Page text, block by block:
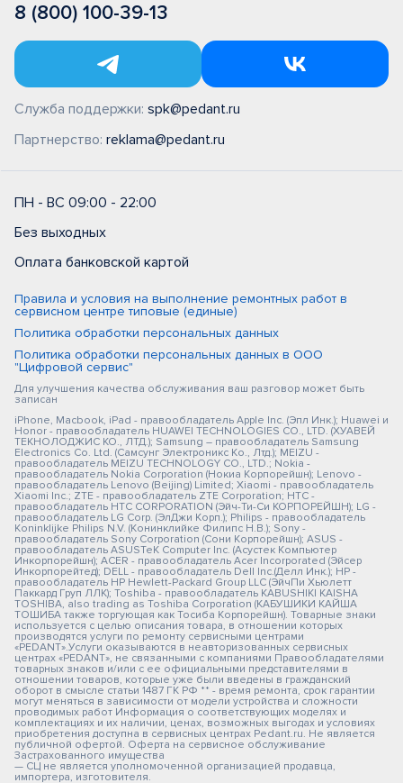
8 (800) 100-39-13
Служба поддержки: spk@pedant.ru
Партнерство: reklama@pedant.ru
ПН - ВС 09:00 - 22:00
Без выходных
Оплата банковской картой
Правила и условия на выполнение ремонтных работ в
сервисном центре типовые (единые)
Политика обработки персональных данных
Политика обработки персональных данных в ООО
"Цифровой сервис"
Для улучшения качества обслуживания ваш разговор может быть
записан
iPhone, Macbook, iPad - правообладатель Apple Inc. (Эпл Инк.); Huawei и
Honor - правообладатель HUAWEI TECHNOLOGIES CO., LTD. (ХУАВЕЙ
ТЕКНОЛОДЖИС КО., ЛТД.); Samsung – правообладатель Samsung
Electronics Co. Ltd. (Самсунг Электроникс Ко., Лтд.); MEIZU -
правообладатель MEIZU TECHNOLOGY CO., LTD.; Nokia -
правообладатель Nokia Corporation (Нокиа Корпорейшн); Lenovo -
правообладатель Lenovo (Beijing) Limited; Xiaomi - правообладатель
Xiaomi Inc.; ZTE - правообладатель ZTE Corporation; HTC -
правообладатель HTC CORPORATION (Эйч-Ти-Си КОРПОРЕЙШН); LG -
правообладатель LG Corp. (ЭлДжи Корп.); Philips - правообладатель
Koninklijke Philips N.V. (Конинклийке Филипс Н.В.); Sony -
правообладатель Sony Corporation (Сони Корпорейшн); ASUS -
правообладатель ASUSTeK Computer Inc. (Асустек Компьютер
Инкорпорейшн); ACER - правообладатель Acer Incorporated (Эйсер
Инкорпорейтед); DELL - правообладатель Dell Inc.(Делл Инк.); HP -
правообладатель HP Hewlett-Packard Group LLC (ЭйчПи Хьюлетт
Паккард Груп ЛЛК); Toshiba - правообладатель KABUSHIKI KAISHA
TOSHIBA, also trading as Toshiba Corporation (КАБУШИКИ КАЙША
ТОШИБА также торгующая как Тосиба Корпорейшн). Товарные знаки
используется с целью описания товара, в отношении которых
производятся услуги по ремонту сервисными центрами
«PEDANT».Услуги оказываются в неавторизованных сервисных
центрах «PEDANT», не связанными с компаниями Правообладателями
товарных знаков и/или с ее официальными представителями в
отношении товаров, которые уже были введены в гражданский
оборот в смысле статьи 1487 ГК РФ ** - время ремонта, срок гарантии
могут меняться в зависимости от модели устройства и сложности
проводимых работ Информация о соответствующих моделях и
комплектациях и их наличии, ценах, возможных выгодах и условиях
приобретения доступна в сервисных центрах Pedant.ru. Не является
публичной офертой. Оферта на сервисное обслуживание
Застрахованного имущества
— СЦ не является уполномоченной организацией продавца,
импортера, изготовителя.